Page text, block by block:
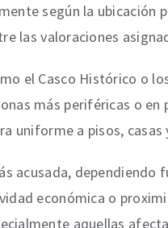
según la
las valoraciones
el Casco Histórico o
más periféricas o
uniforme a pisos,
acusada,
económica o
aquellas